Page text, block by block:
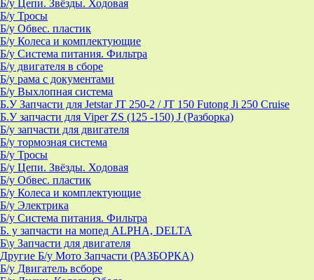
Б/у Цепи. Звёзды. Ходовая
Б/у Тросы
Б/у Обвес. пластик
Б/у Колеса и комплектующие
Б/у Система питания. Фильтра
Б/у двигателя в сборе
Б/у рама с документами
Б/у Выхлопная система
Б.У Запчасти для Jetstar JT 250-2 / JT 150 Futong Ji 250 Cruise
Б.У запчасти для Viper ZS (125 -150) J (Разборка)
Б/у запчасти для двигателя
Б/у тормозная система
Б/у Тросы
Б/у Цепи. Звёзды. Ходовая
Б/у Обвес. пластик
Б/у Колеса и комплектующие
Б/у Электрика
Б/у Система питания. Фильтра
Б. у запчасти на мопед ALPHA, DELTA
Б\у Запчасти для двигателя
Другие Б/у Мото Запчасти (РАЗБОРКА)
Б/у Двигатель всборе